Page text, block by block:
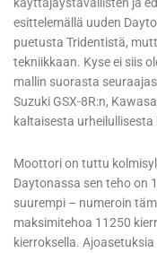
esittelemällä uuden
puetusta Tridentistä,
tekniikkaan. Kyse ei siis
mallin suorasta
Suzuki GSX-8R:n,
kaltaisesta
Moottori on tuttu
Daytonassa sen teho on
suurempi – numeroin
maksimitehoa 11250
kierroksella.